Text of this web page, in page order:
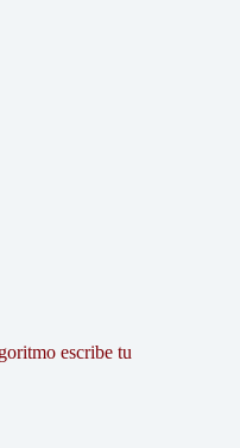
escribe tu